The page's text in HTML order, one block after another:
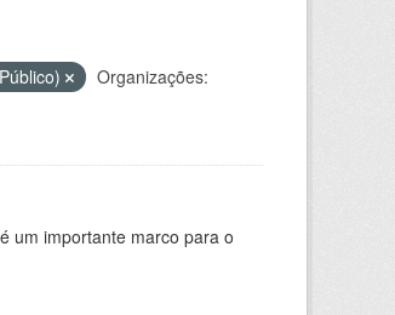
Organizações:
um importante marco para o